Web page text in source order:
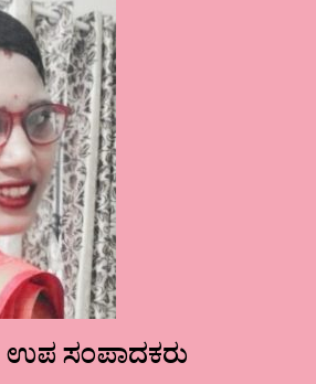
ಉಪ ಸಂಪಾದಕರು